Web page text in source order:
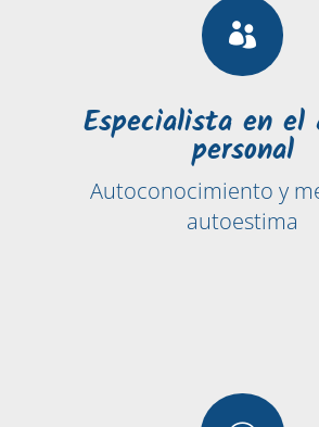

Especialista en el
personal
Autoconocimiento y
autoestima